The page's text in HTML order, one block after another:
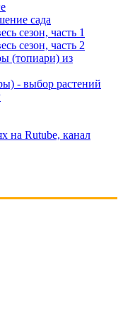
сада
сезон, часть 1
сезон, часть 2
(топиари) из
- выбор растений
на Rutube, канал